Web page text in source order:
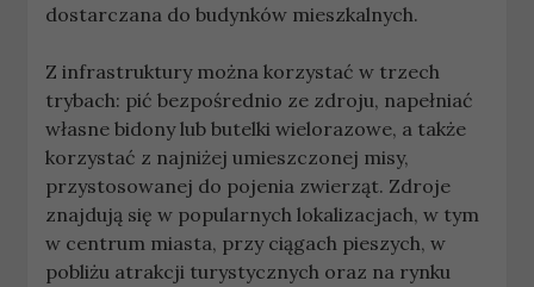
dostarczana do budynków mieszkalnych.
Z infrastruktury można korzystać w trzech
trybach: pić bezpośrednio ze zdroju, napełniać
własne bidony lub butelki wielorazowe, a także
korzystać z najniżej umieszczonej misy,
przystosowanej do pojenia zwierząt. Zdroje
znajdują się w popularnych lokalizacjach, w tym
w centrum miasta, przy ciągach pieszych, w
pobliżu atrakcji turystycznych oraz na rynku